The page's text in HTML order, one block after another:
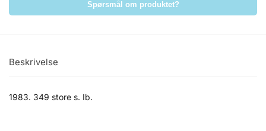
Spørsmål om produktet?
Beskrivelse
1983. 349 store s. Ib.